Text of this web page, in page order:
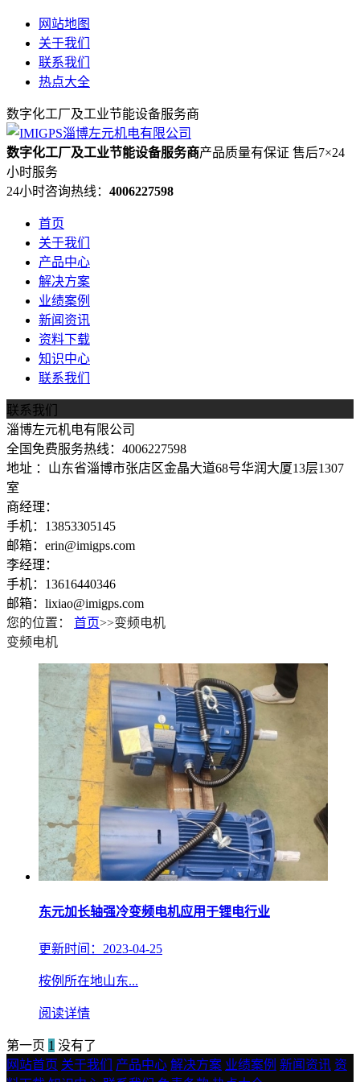
网站地图
关于我们
联系我们
热点大全
数字化工厂及工业节能设备服务商
数字化工厂及工业节能设备服务商产品质量有保证 售后7×24
小时服务
24小时咨询热线： 4006227598
首页
关于我们
产品中心
解决方案
业绩案例
新闻资讯
资料下载
知识中心
联系我们
联系我们
淄博左元机电有限公司
全国免费服务热线：4006227598
地址 ：山东省淄博市张店区金晶大道68号华润大厦13层1307
室
商经理：
手机：13853305145
邮箱：erin@imigps.com
李经理：
手机：13616440346
邮箱：lixiao@imigps.com
您的位置：
首页>>变频电机
变频电机
东元加长轴强冷变频电机应用于锂电行业
更新时间：2023-04-25
桉例所在地山东...
阅读详情
第一页 1 没有了
网站首页 关于我们 产品中心 解决方案 业绩案例 新闻资讯 资